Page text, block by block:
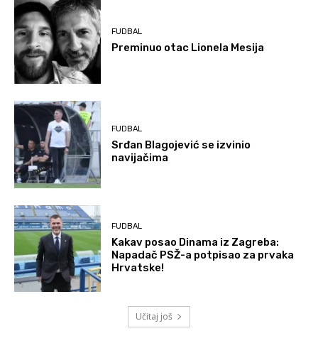
FUDBAL
Preminuo otac Lionela Mesija
FUDBAL
Srđan Blagojević se izvinio
navijačima
FUDBAL
Kakav posao Dinama iz Zagreba:
Napadač PSŽ-a potpisao za prvaka
Hrvatske!
Učitaj još